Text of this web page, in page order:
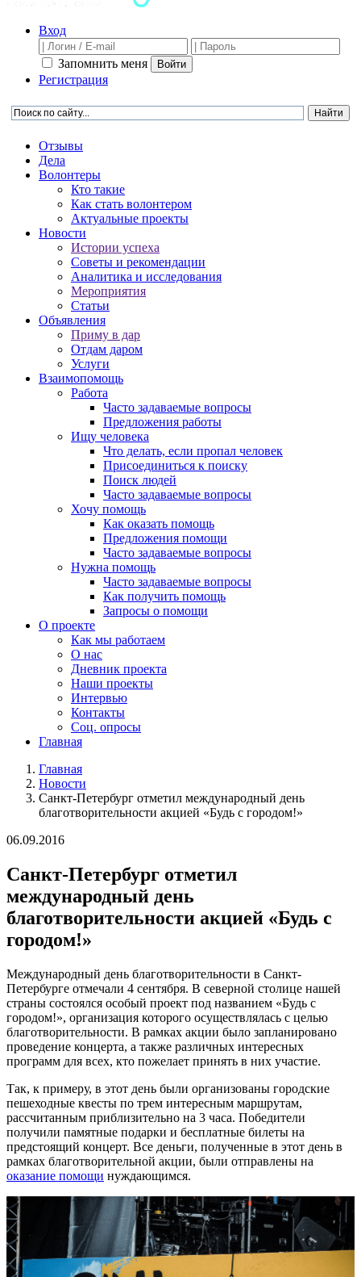
Вход
Запомнить меня Войти
Регистрация
Отзывы
Дела
Волонтеры
Кто такие
Как стать волонтером
Актуальные проекты
Новости
Истории успеха
Советы и рекомендации
Аналитика и исследования
Мероприятия
Статьи
Объявления
Приму в дар
Отдам даром
Услуги
Взаимопомощь
Работа
Часто задаваемые вопросы
Предложения работы
Ищу человека
Что делать, если пропал человек
Присоединиться к поиску
Поиск людей
Часто задаваемые вопросы
Хочу помощь
Как оказать помощь
Предложения помощи
Часто задаваемые вопросы
Нужна помощь
Часто задаваемые вопросы
Как получить помощь
Запросы о помощи
О проекте
Как мы работаем
О нас
Дневник проекта
Наши проекты
Интервью
Контакты
Соц. опросы
Главная
Главная
Новости
Санкт-Петербург отметил международный день
благотворительности акцией «Будь с городом!»
06.09.2016
Санкт-Петербург отметил
международный день
благотворительности акцией «Будь с
городом!»
Международный день благотворительности в Санкт-
Петербурге отмечали 4 сентября. В северной столице нашей
страны состоялся особый проект под названием «Будь с
городом!», организация которого осуществлялась с целью
благотворительности. В рамках акции было запланировано
проведение концерта, а также различных интересных
программ для всех, кто пожелает принять в них участие.
Так, к примеру, в этот день были организованы городские
пешеходные квесты по трем интересным маршрутам,
рассчитанным приблизительно на 3 часа. Победители
получили памятные подарки и бесплатные билеты на
предстоящий концерт. Все деньги, полученные в этот день в
рамках благотворительной акции, были отправлены на
оказание помощи нуждающимся.